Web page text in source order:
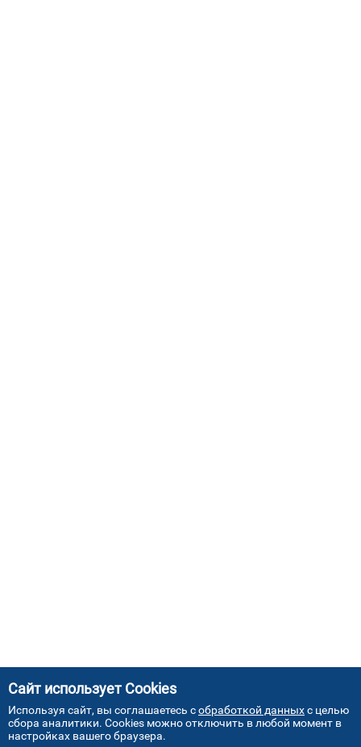
Сайт использует Cookies
Используя сайт, вы соглашаетесь собработкой данныхс целью
сбора аналитики. Cookies можно отключить в любой момент в
настройках вашего браузера.